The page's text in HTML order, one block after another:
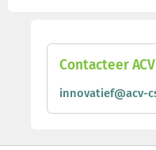
Contacteer
innovatief@acv-